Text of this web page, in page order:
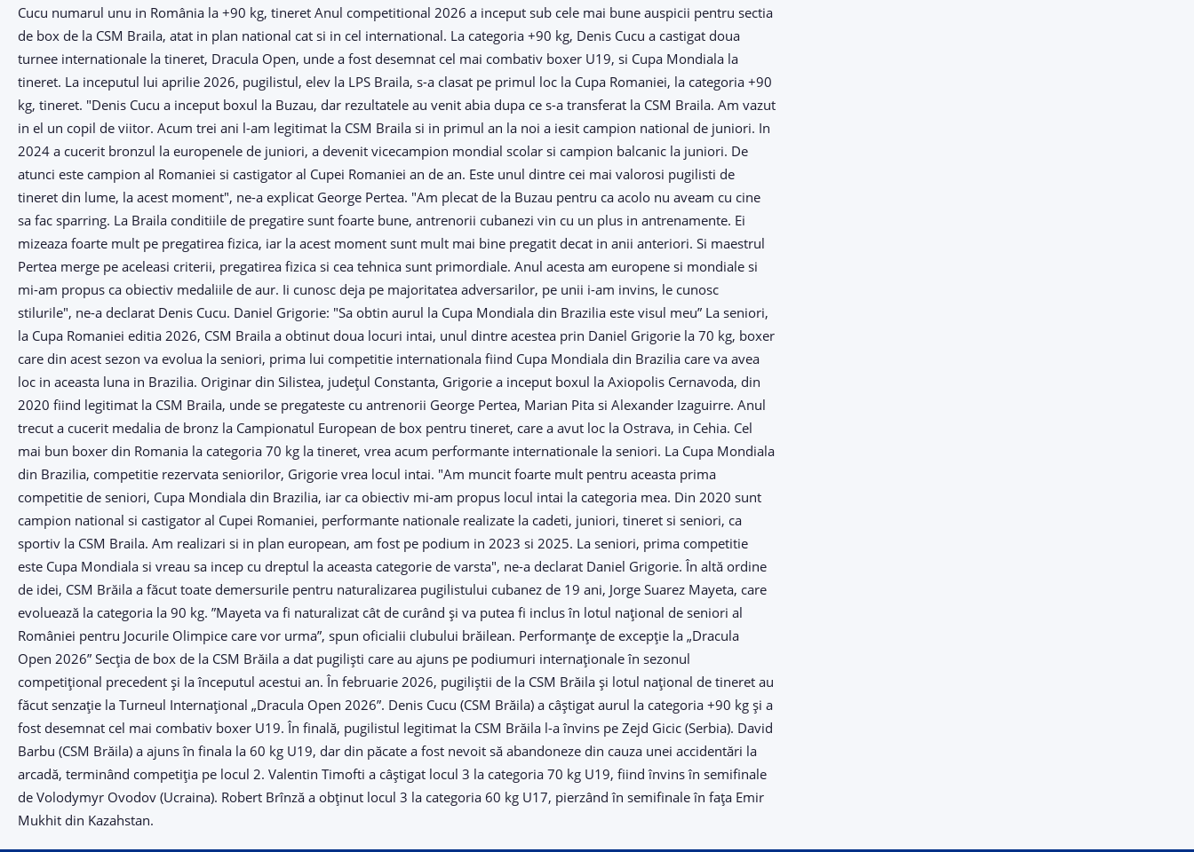
Cucu numarul unu in România la +90 kg, tineret Anul competitional 2026 a inceput sub cele mai bune auspicii pentru sectia
de box de la CSM Braila, atat in plan national cat si in cel international. La categoria +90 kg, Denis Cucu a castigat doua
turnee internationale la tineret, Dracula Open, unde a fost desemnat cel mai combativ boxer U19, si Cupa Mondiala la
tineret. La inceputul lui aprilie 2026, pugilistul, elev la LPS Braila, s-a clasat pe primul loc la Cupa Romaniei, la categoria +90
kg, tineret. "Denis Cucu a inceput boxul la Buzau, dar rezultatele au venit abia dupa ce s-a transferat la CSM Braila. Am vazut
in el un copil de viitor. Acum trei ani l-am legitimat la CSM Braila si in primul an la noi a iesit campion national de juniori. In
2024 a cucerit bronzul la europenele de juniori, a devenit vicecampion mondial scolar si campion balcanic la juniori. De
atunci este campion al Romaniei si castigator al Cupei Romaniei an de an. Este unul dintre cei mai valorosi pugilisti de
tineret din lume, la acest moment", ne-a explicat George Pertea. "Am plecat de la Buzau pentru ca acolo nu aveam cu cine
sa fac sparring. La Braila conditiile de pregatire sunt foarte bune, antrenorii cubanezi vin cu un plus in antrenamente. Ei
mizeaza foarte mult pe pregatirea fizica, iar la acest moment sunt mult mai bine pregatit decat in anii anteriori. Si maestrul
Pertea merge pe aceleasi criterii, pregatirea fizica si cea tehnica sunt primordiale. Anul acesta am europene si mondiale si
mi-am propus ca obiectiv medaliile de aur. Ii cunosc deja pe majoritatea adversarilor, pe unii i-am invins, le cunosc
stilurile", ne-a declarat Denis Cucu. Daniel Grigorie: "Sa obtin aurul la Cupa Mondiala din Brazilia este visul meu” La seniori,
la Cupa Romaniei editia 2026, CSM Braila a obtinut doua locuri intai, unul dintre acestea prin Daniel Grigorie la 70 kg, boxer
care din acest sezon va evolua la seniori, prima lui competitie internationala fiind Cupa Mondiala din Brazilia care va avea
loc in aceasta luna in Brazilia. Originar din Silistea, județul Constanta, Grigorie a inceput boxul la Axiopolis Cernavoda, din
2020 fiind legitimat la CSM Braila, unde se pregateste cu antrenorii George Pertea, Marian Pita si Alexander Izaguirre. Anul
trecut a cucerit medalia de bronz la Campionatul European de box pentru tineret, care a avut loc la Ostrava, in Cehia. Cel
mai bun boxer din Romania la categoria 70 kg la tineret, vrea acum performante internationale la seniori. La Cupa Mondiala
din Brazilia, competitie rezervata seniorilor, Grigorie vrea locul intai. "Am muncit foarte mult pentru aceasta prima
competitie de seniori, Cupa Mondiala din Brazilia, iar ca obiectiv mi-am propus locul intai la categoria mea. Din 2020 sunt
campion national si castigator al Cupei Romaniei, performante nationale realizate la cadeti, juniori, tineret si seniori, ca
sportiv la CSM Braila. Am realizari si in plan european, am fost pe podium in 2023 si 2025. La seniori, prima competitie
este Cupa Mondiala si vreau sa incep cu dreptul la aceasta categorie de varsta", ne-a declarat Daniel Grigorie. În altă ordine
de idei, CSM Brăila a făcut toate demersurile pentru naturalizarea pugilistului cubanez de 19 ani, Jorge Suarez Mayeta, care
evoluează la categoria la 90 kg. ”Mayeta va fi naturalizat cât de curând și va putea fi inclus în lotul național de seniori al
României pentru Jocurile Olimpice care vor urma”, spun oficialii clubului brăilean. Performanțe de excepție la „Dracula
Open 2026” Secția de box de la CSM Brăila a dat pugiliști care au ajuns pe podiumuri internaționale în sezonul
competițional precedent și la începutul acestui an. În februarie 2026, pugiliștii de la CSM Brăila și lotul național de tineret au
făcut senzație la Turneul Internațional „Dracula Open 2026”. Denis Cucu (CSM Brăila) a câștigat aurul la categoria +90 kg și a
fost desemnat cel mai combativ boxer U19. În finală, pugilistul legitimat la CSM Brăila l-a învins pe Zejd Gicic (Serbia). David
Barbu (CSM Brăila) a ajuns în finala la 60 kg U19, dar din păcate a fost nevoit să abandoneze din cauza unei accidentări la
arcadă, terminând competiția pe locul 2. Valentin Timofti a câștigat locul 3 la categoria 70 kg U19, fiind învins în semifinale
de Volodymyr Ovodov (Ucraina). Robert Brînză a obținut locul 3 la categoria 60 kg U17, pierzând în semifinale în fața Emir
Mukhit din Kazahstan.